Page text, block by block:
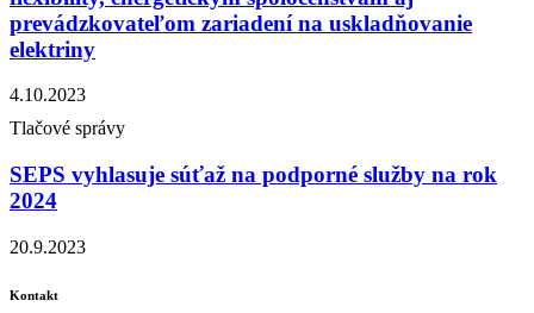
prevádzkovateľom zariadení na uskladňovanie
elektriny
4.10.2023
Tlačové správy
SEPS vyhlasuje súťaž na podporné služby na rok
2024
20.9.2023
Kontakt